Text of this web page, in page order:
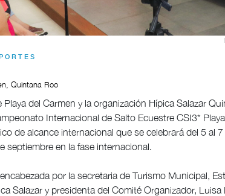
Quintana Roo
del Carmen y la organización Hípica Salazar
Internacional de Salto Ecuestre CSI3*
de alcance internacional que se celebrará del 5 al
septiembre en la fase internacional.
por la secretaria de Turismo Municipal,
Salazar y presidenta del Comité Organizador, Luisa